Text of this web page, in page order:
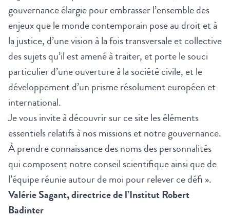
gouvernance élargie pour embrasser l’ensemble des
enjeux que le monde contemporain pose au droit et à
la justice, d’une vision à la fois transversale et collective
des sujets qu’il est amené à traiter, et porte le souci
particulier d’une ouverture à la société civile, et le
développement d’un prisme résolument européen et
international.
Je vous invite à découvrir sur ce site les éléments
essentiels relatifs à nos missions et notre gouvernance.
À prendre connaissance des noms des personnalités
qui composent notre conseil scientifique ainsi que de
l’équipe réunie autour de moi pour relever ce défi ».
Valérie Sagant, directrice de l’Institut Robert
Badinter